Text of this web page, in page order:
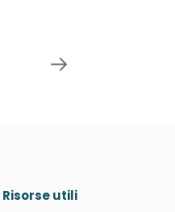
Risorse utili